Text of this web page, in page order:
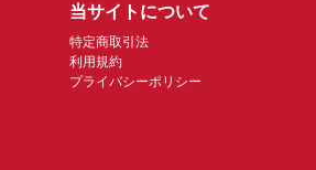
当サイトについて
特定商取引法
利用規約
プライバシーポリシー